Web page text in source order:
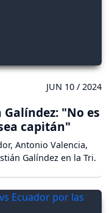
JUN 10 / 2024
"No es
capitán"
Antonio Valencia,
Galíndez en la Tri.